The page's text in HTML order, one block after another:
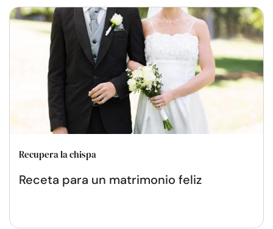
Recupera la chispa
Receta para un matrimonio feliz